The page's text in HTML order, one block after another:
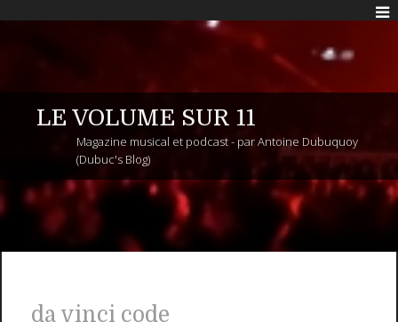
LE VOLUME SUR 11
Magazine musical et podcast - par Antoine Dubuquoy
(Dubuc's Blog)
da vinci code